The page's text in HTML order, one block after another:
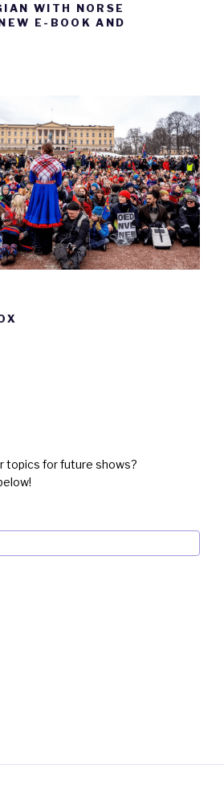
WITH NORSE
E-BOOK AND
topics for future shows?